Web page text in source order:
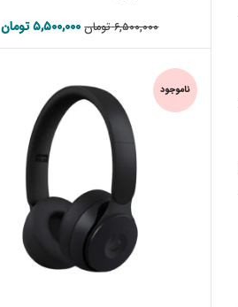
Wireless Headphones
۶,۵۰۰,۰۰۰ تومان
قیمت۵,۵۰۰,۰۰۰تومان
ناموجود